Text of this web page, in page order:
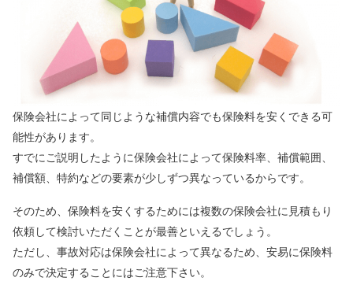
保険会社によって同じような補償内容でも保険料を安くできる可
能性があります。
すでにご説明したように保険会社によって保険料率、補償範囲、
補償額、特約などの要素が少しずつ異なっているからです。
そのため、保険料を安くするためには複数の保険会社に見積もり
依頼して検討いただくことが最善といえるでしょう。
ただし、事故対応は保険会社によって異なるため、安易に保険料
のみで決定することにはご注意下さい。